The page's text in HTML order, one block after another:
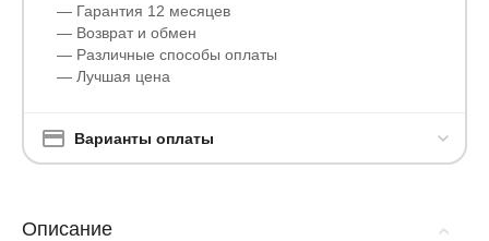
— Гарантия 12 месяцев
— Возврат и обмен
— Различные способы оплаты
— Лучшая цена
Варианты оплаты
Описание